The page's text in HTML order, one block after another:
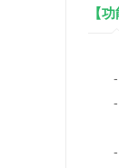
【
【
-
-
【
-